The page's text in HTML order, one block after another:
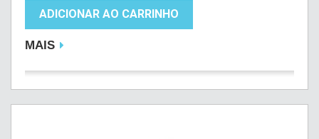
ADICIONAR AO CARRINHO
MAIS